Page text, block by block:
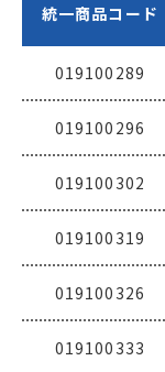
統一商品コード
019100289
019100296
019100302
019100319
019100326
019100333